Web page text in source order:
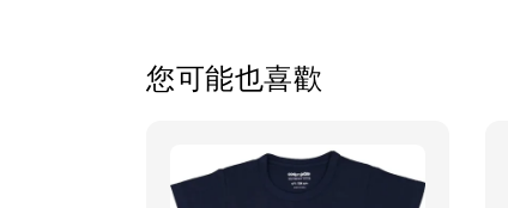
您可能也喜歡